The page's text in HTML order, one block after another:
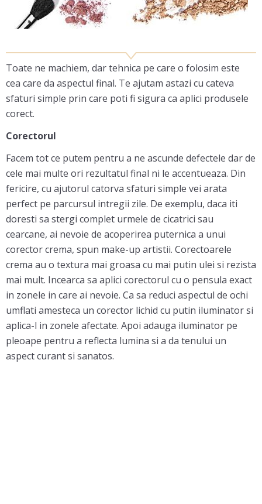
Toate ne machiem, dar tehnica pe care o folosim este
cea care da aspectul final. Te ajutam astazi cu cateva
sfaturi simple prin care poti fi sigura ca aplici produsele
corect.
Corectorul
Facem tot ce putem pentru a ne ascunde defectele dar de
cele mai multe ori rezultatul final ni le accentueaza. Din
fericire, cu ajutorul catorva sfaturi simple vei arata
perfect pe parcursul intregii zile. De exemplu, daca iti
doresti sa stergi complet urmele de cicatrici sau
cearcane, ai nevoie de acoperirea puternica a unui
corector crema, spun make-up artistii. Corectoarele
crema au o textura mai groasa cu mai putin ulei si rezista
mai mult. Incearca sa aplici corectorul cu o pensula exact
in zonele in care ai nevoie. Ca sa reduci aspectul de ochi
umflati amesteca un corector lichid cu putin iluminator si
aplica-l in zonele afectate. Apoi adauga iluminator pe
pleoape pentru a reflecta lumina si a da tenului un
aspect curant si sanatos.